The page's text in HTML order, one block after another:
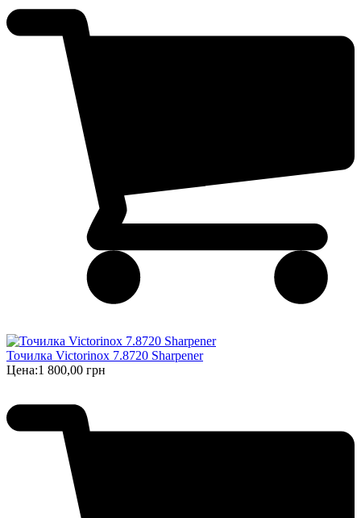
Точилка Victorinox 7.8720 Sharpener
Цена:1 800,00 грн